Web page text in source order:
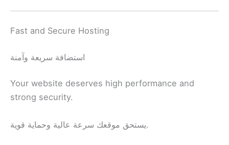
Fast and Secure Hosting
استضافة سريعة وآمنة
Your website deserves high performance and
strong security.
يستحق موقعك سرعة عالية وحماية قوية.